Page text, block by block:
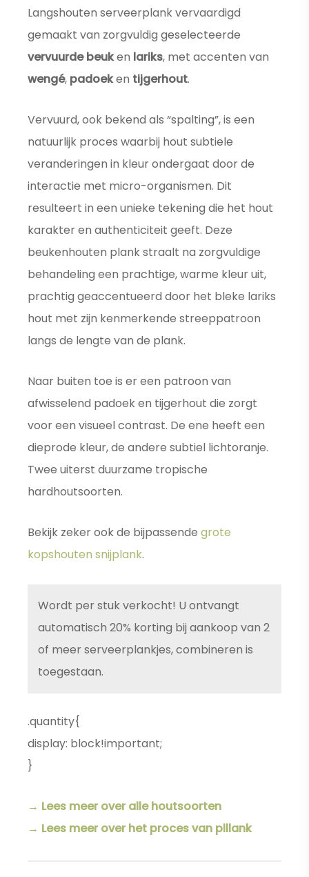
Langshouten serveerplank vervaardigd
gemaakt van zorgvuldig geselecteerde
vervuurde beuken lariks, met accenten van
wengé, padoeken tijgerhout.
Vervuurd, ook bekend als “spalting”, is een
natuurlijk proces waarbij hout subtiele
veranderingen in kleur ondergaat door de
interactie met micro-organismen. Dit
resulteert in een unieke tekening die het hout
karakter en authenticiteit geeft. Deze
beukenhouten plank straalt na zorgvuldige
behandeling een prachtige, warme kleur uit,
prachtig geaccentueerd door het bleke lariks
hout met zijn kenmerkende streeppatroon
langs de lengte van de plank.
Naar buiten toe is er een patroon van
afwisselend padoek en tijgerhout die zorgt
voor een visueel contrast. De ene heeft een
dieprode kleur, de andere subtiel lichtoranje.
Twee uiterst duurzame tropische
hardhoutsoorten.
Bekijk zeker ook de bijpassendegrote
kopshouten snijplank.
Wordt per stuk verkocht! U ontvangt
automatisch 20% korting bij aankoop van 2
of meer serveerplankjes, combineren is
toegestaan.
.quantity{
display: block!important;
}
→ Lees meer over alle houtsoorten
→ Lees meer over het proces van plllank